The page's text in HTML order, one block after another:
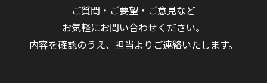
ご質問・ご要望・ご意見など
お気軽にお問い合わせください。
内容を確認のうえ、担当よりご連絡いたします。